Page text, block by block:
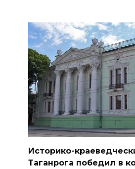
Историко-
Таганрога победил в